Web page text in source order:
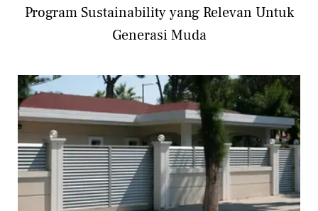
Program Sustainability yang Relevan Untuk
Generasi Muda